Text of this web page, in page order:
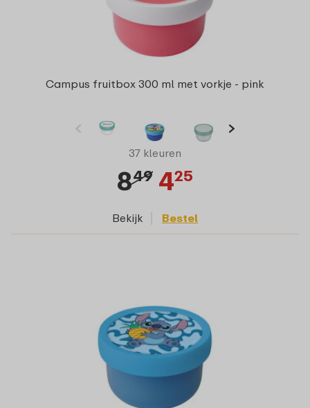
Campus fruitbox 300 ml met vorkje - pink
37 kleuren
849 425
Bekijk Bestel